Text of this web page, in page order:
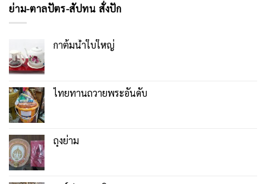
ย่าม-ตาลปัตร-สัปทน สั่งปัก
กาต้มน้ำใบใหญ่
ไทยทานถวายพระอันดับ
ถุงย่าม